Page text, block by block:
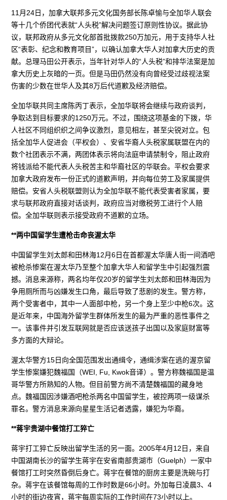
11月24日，加拿大联邦多元文化国务部长陈卓愉与全加华人联会
等十几个侨团代表就“人头税”解决问题签订原则性协议。据此协
议，联邦政府从多元文化部首批拨款250万加元，用于支持华人社
区“表彰、纪念和教育项目”，以确认加拿大华人对加拿大历史的贡
献。总理马田公开表示，当年针对华人的“人头税”和排华法案是加
拿大历史上灰暗的一页。但是马田仍然没有向曾经受过歧视法案
伤害的少数在世华人及其8万后代道歉及经济赔偿。
全加华联共同主席陈丙丁表示，全加华联将会继续与政府谈判，
争取达到目标要求的1250万元。不过，围绕这项基金的下拨，华
人社区不同组织织之间争议激烈，意见相左，甚至尖锐对立。包
括全加华人促进会（平权会）、安省华裔人头税家属联盟在内的
数个社团表示不满，两团体表示将向法庭申请禁制令，阻止政府
将钱派给不能代表人头税苦主和华裔社区的华联会。平权会要求
加拿大政府发布一份正式的道歉声明，并向每位劳工及家属提供
赔偿。安省人头税联盟则认为全加华联不能代表受害者家属，要
求与联邦政府直接对话谈判，政府应当对缴税劳工进行个人赔
偿。全加华联则表示接受政府不道歉的立场。
**两中国留学生遭枪击命丧渥太华
中国留学生刘太郎和田林海12月6日在首都渥太华唐人街一间酒吧
被枪杀惨案在渥太华乃至整个加拿大华人和留学生中引起强烈震
撼。消息来源称，两名均年仅20岁的留学生刘太郎和田林海因为
争用厕所而与凶嫌发生口角，最后导致了悲剧的发生。警方称，
两个受害者中，其中一人面部中枪，另一个身上至少中枪6次。这
是近年来，中国海外留学生群体所发生的最为严重的恶性事件之
一。该事件并引发互联网就是否应该送孩子出国以及家庭财富等
多方面的大辩论。
渥太华警方15日向全国范围发出通缉令，通缉涉案在逃的渥京留
学生惨案嫌犯魏福国（WEI, Fu, Kwok音译）。警方称魏福国是温
哥华警方所熟知的人物。但目前警方尚不清楚魏福国的藏身地
点。魏福国因涉嫌酒吧枪杀两名中国留学生，被控两项一级谋杀
罪名。警方消息来源向星星生活记者透露，嫌犯为华裔。
**蒋宇贵湖中餐馆打工猝亡
蒋宇打工猝亡反映出留学生活的另一面。2005年4月12日，来自
中国湖南长沙的留学生蒋宇在安省南部贵湖市（Guelph）一家中
餐馆打工时突然昏倒后身亡。蒋宇在餐馆的厨房主要是洗碗与打
杂。蒋宇在该餐馆每周的工作时数是66小时。外加每日凌晨3、4
小时的街边夜宵，蒋宇每周实际的工作时间在73小时以上。